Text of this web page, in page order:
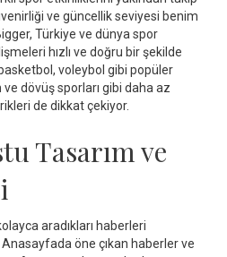
ve güncellik seviyesi benim
Türkiye ve dünya spor
hızlı ve doğru bir şekilde
voleybol gibi popüler
ve dövüş sporları gibi daha az
de dikkat çekiyor.
Tasarım ve
aradıkları haberleri
Anasayfada öne çıkan haberler ve